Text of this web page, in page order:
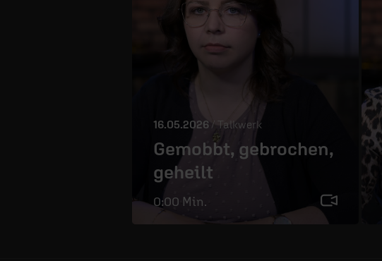
16.05.2026 / Talkwerk
Gemobbt, gebrochen,
geheilt
0:00 Min.